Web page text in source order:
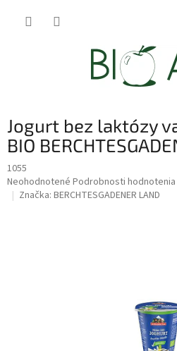
Jogurt bez laktózy
BIO
1055
Priemerné
hodnotenie
Neohodnotené Podrobnosti hodnotenia
Značka: BERCHTESGADENER LAND